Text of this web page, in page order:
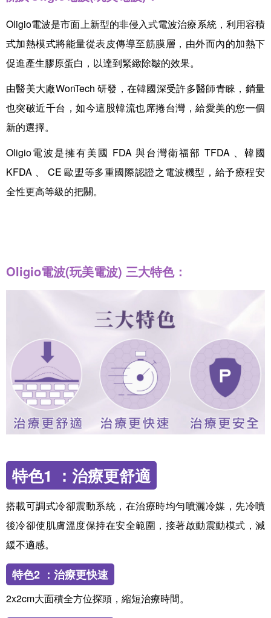
Oligio電波是市面上新型的非侵入式電波治療系統，利用容積
式加熱模式將能量從表皮傳導至筋膜層，由外而內的加熱下
促進產生膠原蛋白，以達到緊緻除皺的效果。
由醫美大廠WonTech 研發，在韓國深受許多醫師青睞，銷量
也突破近千台，如今這股韓流也席捲台灣，給愛美的您一個
新的選擇。
Oligio電波是擁有美國 FDA 與台灣衛福部 TFDA 、韓國
KFDA 、 CE 歐盟等多重國際認證之電波機型，給予療程安
全性更高等級的把關。
Oligio電波(玩美電波) 三大特色：
特色1 ：治療更舒適
搭載可調式冷卻震動系統，在治療時均勻噴灑冷媒，先冷噴
後冷卻使肌膚溫度保持在安全範圍，接著啟動震動模式，減
緩不適感。
特色2 ：治療更快速
2x2cm大面積全方位探頭，縮短治療時間。